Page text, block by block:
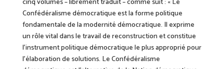
cinq volumes – librement traduit – comme suit : « Le
Confédéralisme démocratique est la forme politique
fondamentale de la modernité démocratique. Il exprime
un rôle vital dans le travail de reconstruction et constitue
l’instrument politique démocratique le plus approprié pour
l’élaboration de solutions. Le Confédéralisme